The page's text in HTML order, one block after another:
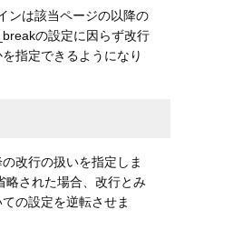
ンは該当ページの以降の
の設定に因らず改行
指定できるようになり
改行の扱いを指定しま
略された場合、改行とみ
の設定を逆転させま